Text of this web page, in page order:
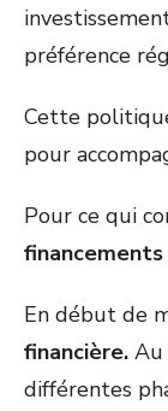
préférence
Cette
pour
Pour ce qui
En début de
financière. Au
différentes